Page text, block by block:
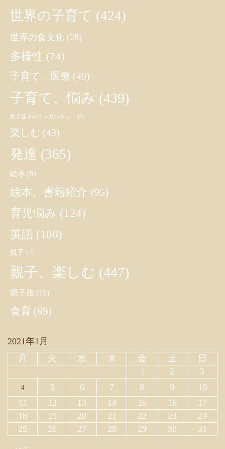
世界の子育て (424)
世界の食文化 (28)
多様性 (74)
子育て、医療 (49)
子育て、悩み (439)
教育迷子のコンサルタント (2)
楽しむ (43)
発達 (365)
絵本 (9)
絵本、書籍紹介 (95)
育児悩み (124)
英語 (100)
親子 (7)
親子、楽しむ (447)
親子旅 (15)
食育 (69)
2021年1月
月
火 水 木 金 土
日
1
2 3
4 5 6 7 8 9
10
11
12 13 14 15 16
17
18
19 20 21 22 23
24
25
26 27 28 29 30 31